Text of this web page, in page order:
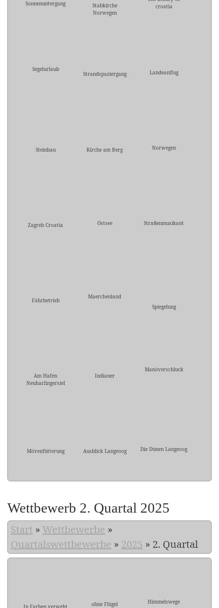
Sonnenuntergang
Stabkirche
Norwegen
croatia
Segelurlaub
Strandspaziergang Landeanflug
Steinbau Kirche am Berg Norwegen
Zagreb Croatia Ostsee Straßenmusikant
Fährbetrieb
Maerchenland
Spiegelung
Am Hafen
Neuharlingersiel
Indianer
Manöverschluck
Mövenfütterung Ausblick Langeoog Die Dünen Langeoog
Wettbewerb 2. Quartal 2025
Start » Wettbewerbe »
Quartalswettbewerbe » 2025 » 2. Quartal
In Farben verweht ohne Flügel Himmelswege